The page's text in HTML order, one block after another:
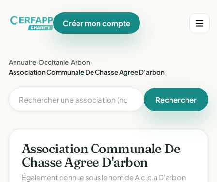
Créer mon compte
Annuaire›Occitanie›Arbon›
Association Communale De Chasse Agree D'arbon
Rechercher
Association Communale De
Chasse Agree D'arbon
Également connue sous le nom deA.c.c.a D'arbon